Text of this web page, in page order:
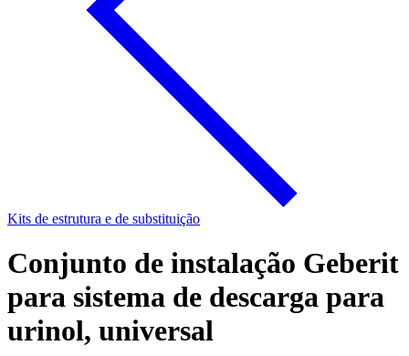
Kits de estrutura e de substituição
Conjunto de instalação Geberit
para sistema de descarga para
urinol, universal